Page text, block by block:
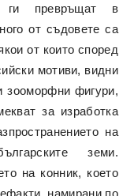
ги превръщат в
от съдовете са
от които според
мотиви, видни
зооморфни фигури,
за изработка
на
земи.
на конник, което
намирани по